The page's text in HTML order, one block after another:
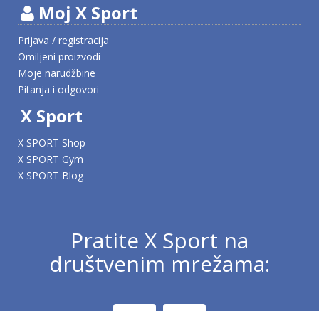
Moj X Sport
Prijava / registracija
Omiljeni proizvodi
Moje narudžbine
Pitanja i odgovori
X Sport
X SPORT Shop
X SPORT Gym
X SPORT Blog
Pratite X Sport na
društvenim mrežama: